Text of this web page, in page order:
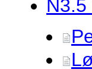
N3.5